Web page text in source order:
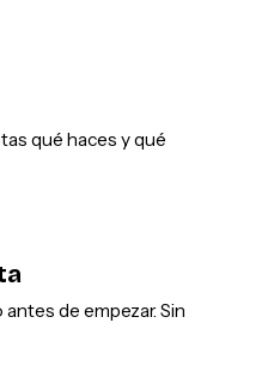
qué haces y qué
de empezar. Sin